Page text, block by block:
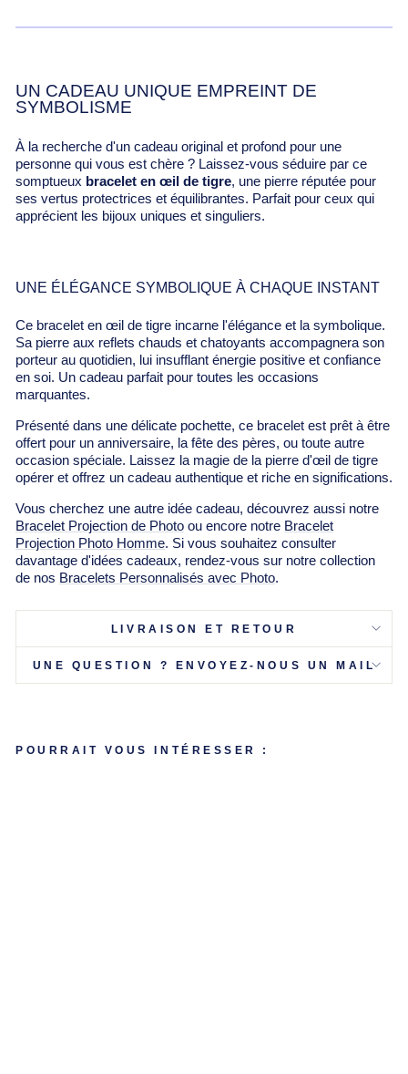
UN CADEAU UNIQUE EMPREINT DE
SYMBOLISME
À la recherche d'un cadeau original et profond pour une
personne qui vous est chère ? Laissez-vous séduire par ce
somptueux bracelet en œil de tigre, une pierre réputée pour
ses vertus protectrices et équilibrantes. Parfait pour ceux qui
apprécient les bijoux uniques et singuliers.
UNE ÉLÉGANCE SYMBOLIQUE À CHAQUE INSTANT
Ce bracelet en œil de tigre incarne l'élégance et la symbolique.
Sa pierre aux reflets chauds et chatoyants accompagnera son
porteur au quotidien, lui insufflant énergie positive et confiance
en soi. Un cadeau parfait pour toutes les occasions
marquantes.
Présenté dans une délicate pochette, ce bracelet est prêt à être
offert pour un anniversaire, la fête des pères, ou toute autre
occasion spéciale. Laissez la magie de la pierre d'œil de tigre
opérer et offrez un cadeau authentique et riche en significations.
Vous cherchez une autre idée cadeau, découvrez aussi notre
Bracelet Projection de Photo ou encore notre Bracelet
Projection Photo Homme. Si vous souhaitez consulter
davantage d'idées cadeaux, rendez-vous sur notre collection
de nos Bracelets Personnalisés avec Photo.
LIVRAISON ET RETOUR
UNE QUESTION ? ENVOYEZ-NOUS UN MAIL
POURRAIT VOUS INTÉRESSER :